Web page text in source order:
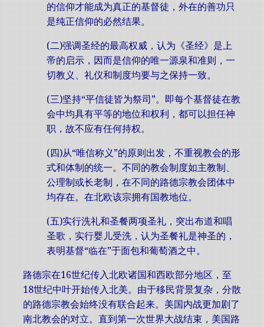
的信仰才能成为真正的基督徒，外在的善功只
是纯正信仰的必然结果。
(二)强调圣经的最高权威，认为《圣经》是上
帝的启示，因而是信仰的唯一源泉和准则，一
切教义、礼仪和制度均要与之保持一致。
(三)坚持“平信徒皆为祭司”。即每个基督徒在教
会中均具有平等的地位和权利，都可以担任神
职，故不应有任何持权。
(四)从“唯信称义”的原则出发，不重视教会的形
式和体制的统一。不同的教会制度如主教制、
公理制或长老制，在不同的路德宗教会团体中
均存在。在北欧该宗拥有国教地位。
(五)实行洗礼和圣餐两项圣礼，突出布道和唱
圣歌，实行婴儿受洗，认为圣餐礼是神圣的，
表明基督“临在”于面包和葡萄酒之中。
路德宗在16世纪传入北欧诸国和西欧部分地区，至
18世纪中叶开始传入北美。由于移民背景复杂，分散
的路德宗教会始终没有联合起来。美国内战更加剧了
南北教会的对立。直到第一次世界大战结束，美国路